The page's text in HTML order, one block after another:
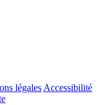
légales Accessibilité